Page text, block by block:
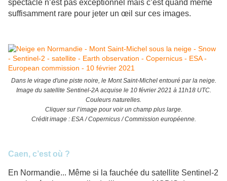
spectacle n’est pas exceptionnel mais c’est quand même
suffisamment rare pour jeter un œil sur ces images.
Dans le virage d'une piste noire, le Mont Saint-Michel entouré par la neige.
Image du satellite Sentinel-2A acquise le 10 février 2021 à 11h18 UTC.
Couleurs naturelles.
Cliquer sur l’image pour voir un champ plus large.
Crédit image : ESA / Copernicus / Commission européenne.
Caen, c’est où ?
En Normandie... Même si la fauchée du satellite Sentinel-2